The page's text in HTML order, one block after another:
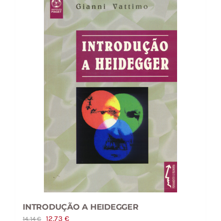
INTRODUÇÃO A HEIDEGGER
14,14€
O
12,73€O